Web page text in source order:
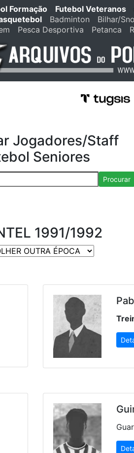
Formação Futebol Veteranos
Badminton Bilhar/
Pesca Desportiva Petanca
Jogadores/Staff
Seniores
Procurar
1991/1992